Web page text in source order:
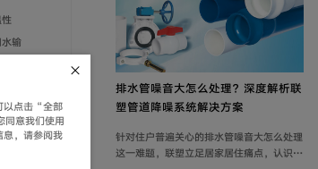
输
排水管噪音大怎么处理？深度解析联
塑管道降噪系统解决方案
针对住户普遍关心的排水管噪音大怎么处理
这一难题，联塑立足居家居住痛点，认识到
以点击“全部
意我们使用
，请参阅我